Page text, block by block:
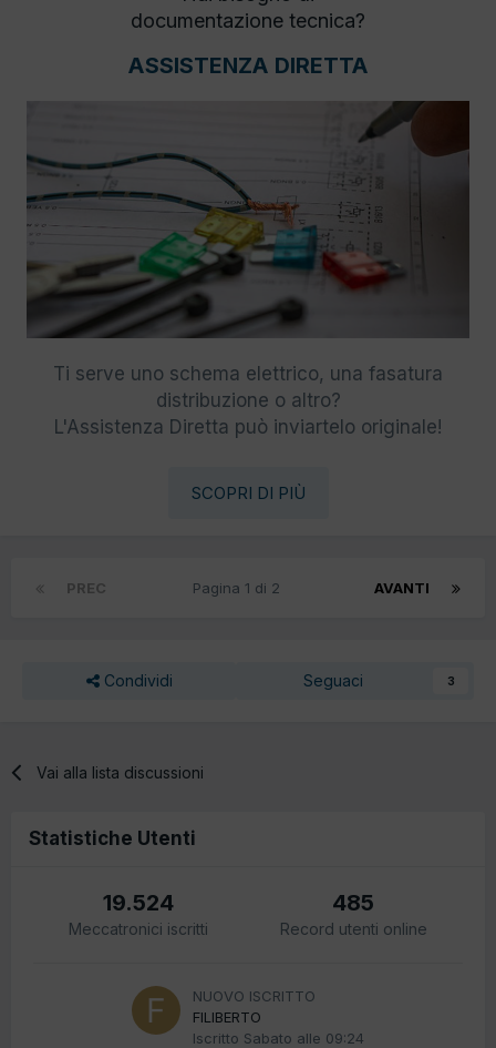
documentazione tecnica?
ASSISTENZA DIRETTA
Ti serve uno schema elettrico, una fasatura
distribuzione o altro?
L'Assistenza Diretta può inviartelo originale!
SCOPRI DI PIÙ
PREC AVANTI
Pagina 1 di 2
Condividi Seguaci 3
Vai alla lista discussioni
Statistiche Utenti
19.524
Meccatronici iscritti
485
Record utenti online
NUOVO ISCRITTO
FILIBERTO
Iscritto Sabato alle 09:24